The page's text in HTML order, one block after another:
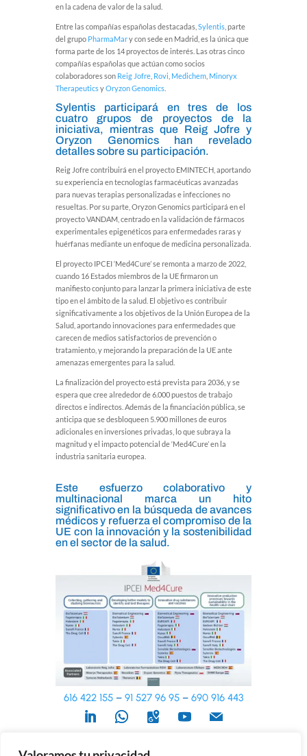
en la cadena de valor de la salud.
Entre las compañías españolas destacadas, Sylentis, parte
del grupo PharmaMary con sede en Madrid, es la única que
forma parte de los 14 proyectos de interés. Las otras cinco
compañías españolas que actúan como socios
colaboradores son Reig Jofre, Rovi Medichem, Minoryx
TherapeuticsyOryzon Genomics.
Sylentis participará en tres de los
cuatro grupos de proyectos de la
iniciativa, mientras que Reig Jofre y
Oryzon Genomics han revelado
detalles sobre su participación.
Reig Jofre contribuirá en el proyecto EMINTECH, aportando
su experiencia en tecnologías farmacéuticas avanzadas
para nuevas terapias personalizadas e infecciones no
resueltas. Por su parte, Oryzon Genomics participará en el
proyecto VANDAM, centrado en la validación de fármacos
experimentales epigenéticos para enfermedades raras y
huérfanas mediante un enfoque de medicina personalizada.
El proyecto IPCEI ‘Med4Cure’ se remonta a marzo de 2022,
cuando 16 Estados miembros de la UE firmaron un
manifiesto conjunto para lanzar la primera iniciativa de este
tipo en el ámbito de la salud. El objetivo es contribuir
significativamente a los objetivos de la Unión Europea de la
Salud, aportando innovaciones para enfermedades que
carecen de medios satisfactorios de prevención o
tratamiento, y mejorando la preparación de la UE ante
amenazas emergentes para la salud.
La finalización del proyecto está prevista para 2036, y se
espera que cree alrededor de 6.000 puestos de trabajo
directos e indirectos. Además de la financiación pública, se
anticipa que se desbloqueen 5.900 millones de euros
adicionales en inversiones privadas, lo que subraya la
magnitud y el impacto potencial de ‘Med4Cure’ en la
industria sanitaria europea.
Este esfuerzo colaborativo y
multinacional marca un hito
significativo en la búsqueda de avances
médicos y refuerza el compromiso de la
UE con la innovación y la sostenibilidad
en el sector de la salud.
616 422 155– 91 527 96 95– 690 916 443
© ADEVIME 2023